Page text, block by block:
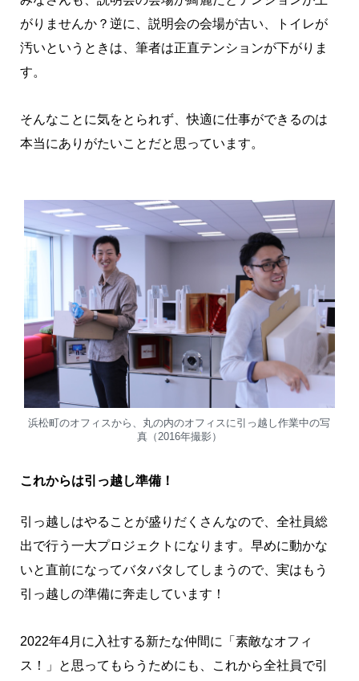
がりませんか？逆に、説明会の会場が古い、トイレが
汚いというときは、筆者は正直テンションが下がりま
す。
そんなことに気をとられず、快適に仕事ができるのは
本当にありがたいことだと思っています。
浜松町のオフィスから、丸の内のオフィスに引っ越し作業中の写
真（2016年撮影）
これからは引っ越し準備！
引っ越しはやることが盛りだくさんなので、全社員総
出で行う一大プロジェクトになります。早めに動かな
いと直前になってバタバタしてしまうので、実はもう
引っ越しの準備に奔走しています！
2022年4月に入社する新たな仲間に「素敵なオフィ
ス！」と思ってもらうためにも、これから全社員で引